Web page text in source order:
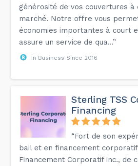
générosité de vos couvertures à
marché. Notre offre vous
économies importantes à court
assure un service de qua...”
In Business Since 2016
Sterling TSS
Financing
“Fort de son
bail et en financement
Financement Corporatif inc., de